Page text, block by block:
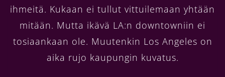
ihmeitä. Kukaan ei tullut vittuilemaan yhtään
mitään. Mutta ikävä LA:n downtowniin ei
tosiaankaan ole. Muutenkin Los Angeles on
aika rujo kaupungin kuvatus.